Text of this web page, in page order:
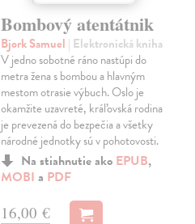
Bombový atentátnik
Bjork Samuel | Elektronická kniha
V jedno sobotné ráno nastúpi do
metra žena s bombou a hlavným
mestom otrasie výbuch. Oslo je
okamžite uzavreté, kráľovská rodina
je prevezená do bezpečia a všetky
národné jednotky sú v pohotovosti.
Na stiahnutie ako EPUB,
MOBI a PDF
16,00 €